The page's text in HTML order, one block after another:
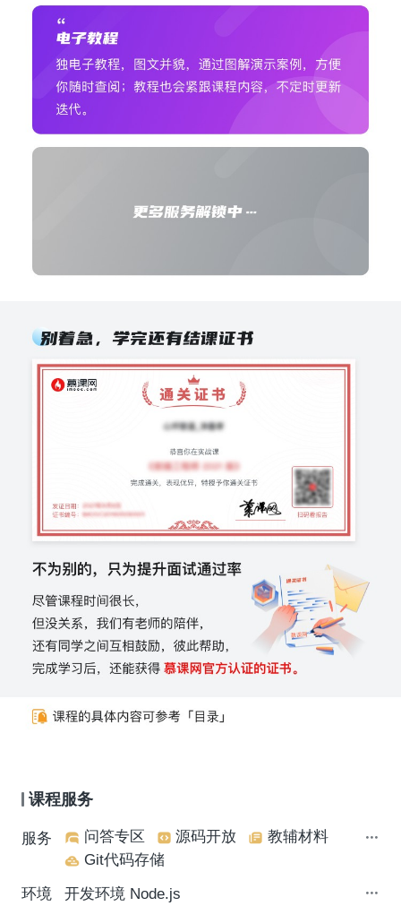
课程服务
服务 问答专区 源码开放
教辅材料
Git代码存储
环境
开发环境 Node.js